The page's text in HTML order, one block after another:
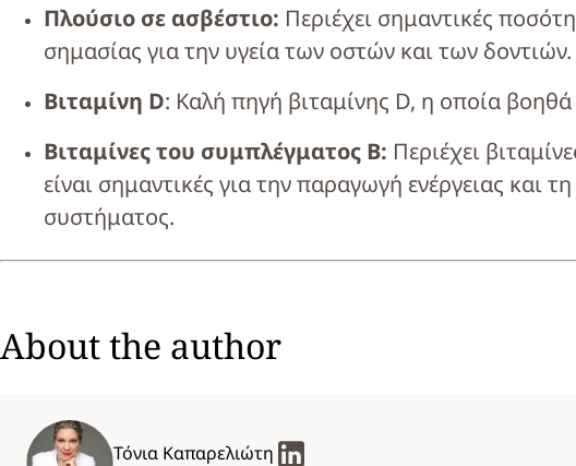
Πλούσιο σε ασβέστιο: Περιέχει σημαντικές
σημασίας για την υγεία των οστών και των δοντιών.
Βιταμίνη D: Καλή πηγή βιταμίνης D, η οποία
Βιταμίνες του συμπλέγματος Β: Περιέχει
είναι σημαντικές για την παραγωγή ενέργειας και
συστήματος.
About the author
Τόνια Καπαρελιώτη